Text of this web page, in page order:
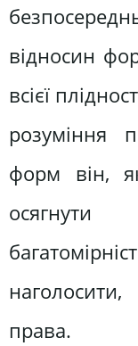
відносин
всієї
розуміння
форм він,
осягнути
наголосити,
права.